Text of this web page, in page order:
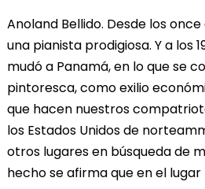
Anoland Bellido. Desde los
una pianista prodigiosa. Y a los
mudó a Panamá, en lo que se
pintoresca, como exilio
que hacen nuestros
los Estados Unidos de
otros lugares en búsqueda de
hecho se afirma que en el